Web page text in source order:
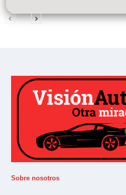
Sobre nosotros